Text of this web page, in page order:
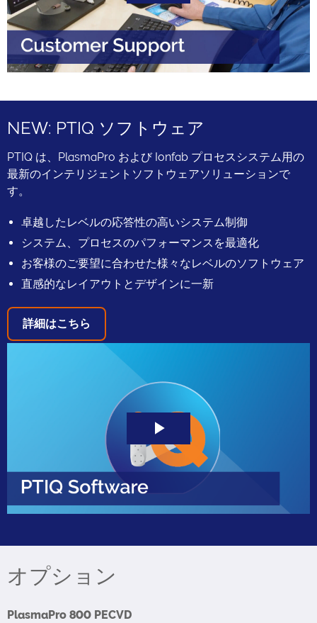
Video
NEW: PTIQ ソフトウェア
PTIQ は、PlasmaPro および Ionfab プロセスシステム用の
最新のインテリジェントソフトウェアソリューションで
す。
卓越したレベルの応答性の高いシステム制御
システム、プロセスのパフォーマンスを最適化
お客様のご要望に合わせた様々なレベルのソフトウェア
直感的なレイアウトとデザインに一新
詳細はこちら
Play
Video
オプション
PlasmaPro 800 PECVD